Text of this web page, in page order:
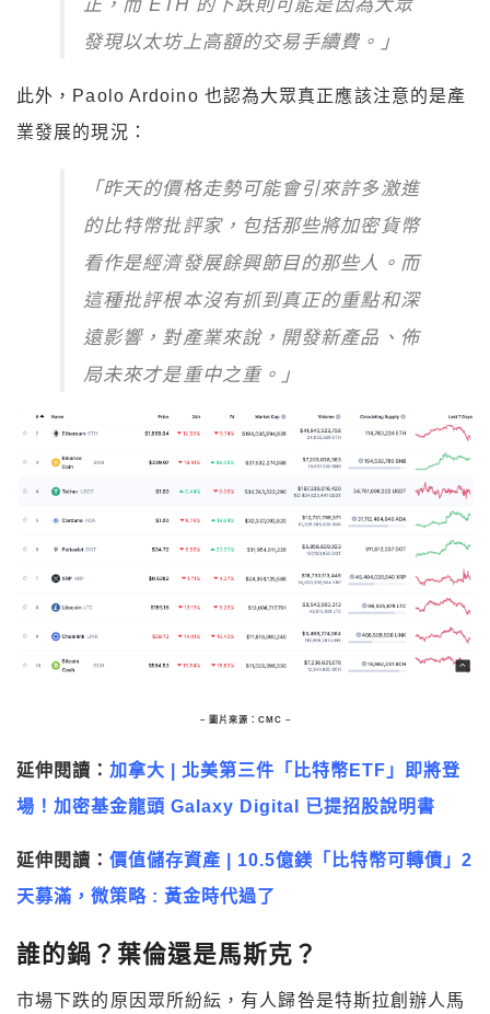
發現以太坊上高額的交易手續費。」
此外，Paolo Ardoino 也認為大眾真正應該注意的是產
業發展的現況：
「昨天的價格走勢可能會引來許多激進
的比特幣批評家，包括那些將加密貨幣
看作是經濟發展餘興節目的那些人。而
這種批評根本沒有抓到真正的重點和深
遠影響，對產業來說，開發新產品、佈
局未來才是重中之重。」
– 圖片來源：CMC –
延伸閱讀： 加拿大 | 北美第三件「比特幣ETF」即將登
場！加密基金龍頭 Galaxy Digital 已提招股說明書
延伸閱讀： 價值儲存資產 | 10.5億鎂「比特幣可轉債」2
天募滿，微策略 : 黃金時代過了
誰的鍋？葉倫還是馬斯克？
市場下跌的原因眾所紛紜，有人歸咎是特斯拉創辦人馬